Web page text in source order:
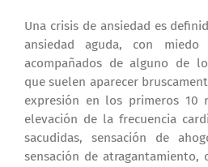
Una crisis de ansiedad es
ansiedad aguda, con
acompañados de alguno de
que suelen aparecer
expresión en los primeros 10
elevación de la frecuencia
sacudidas, sensación de
sensación de atragantamiento,